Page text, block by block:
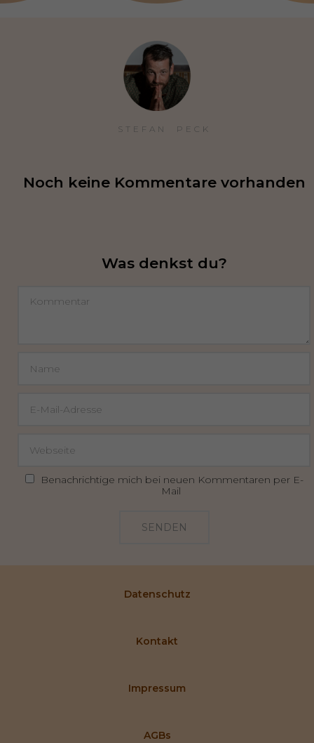
STEFAN  PECK
Noch keine Kommentare vorhanden
Was denkst du?
Benachrichtige mich bei neuen Kommentaren per E-
Mail
SENDEN
Datenschutz
Kontakt
Impressum
AGBs